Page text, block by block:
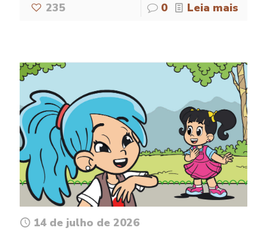
235 0 Leia mais
14 de julho de 2026